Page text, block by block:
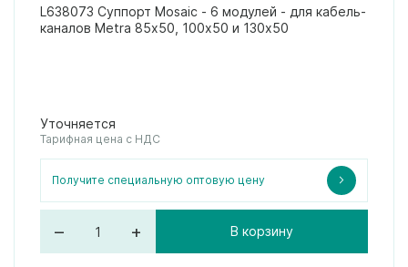
L638073 Суппорт Mosaic - 6 модулей - для кабель-
каналов Metra 85х50, 100х50 и 130х50
Уточняется
Тарифная цена с НДС
Получите специальную оптовую цену
– + В корзину